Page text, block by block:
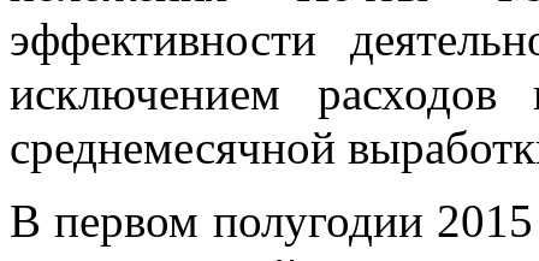
эффективности
исключением
среднемесячной
В первом полугодии